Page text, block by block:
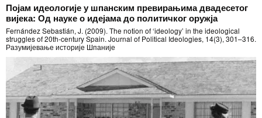
Појам идеологије у шпанским превирањима двадесетог
вијека: Од науке о идејама до политичког оружја
Fernández Sebastián, J. (2009). The notion of ‘ideology’ in the ideological
struggles of 20th-century Spain. Journal of Political Ideologies, 14(3), 301–316.
Разумијевање историје Шпаније